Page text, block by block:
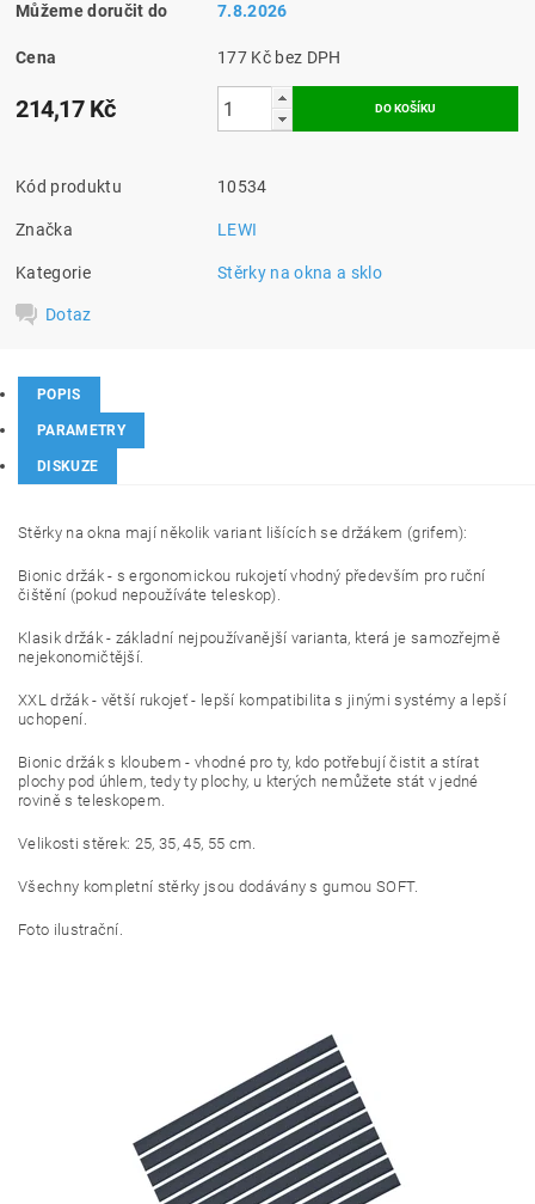
Můžeme doručit do 7.8.2026
Cena 177 Kč bez DPH
214,17 Kč
Kód produktu 10534
Značka LEWI
Kategorie Stěrky na okna a sklo
Dotaz
POPIS
PARAMETRY
DISKUZE
Stěrky na okna mají několik variant lišících se držákem (grifem):
Bionic držák - s ergonomickou rukojetí vhodný především pro ruční
čištění (pokud nepoužíváte teleskop).
Klasik držák - základní nejpoužívanější varianta, která je samozřejmě
nejekonomičtější.
XXL držák - větší rukojeť - lepší kompatibilita s jinými systémy a lepší
uchopení.
Bionic držák s kloubem - vhodné pro ty, kdo potřebují čistit a stírat
plochy pod úhlem, tedy ty plochy, u kterých nemůžete stát v jedné
rovině s teleskopem.
Velikosti stěrek: 25, 35, 45, 55 cm.
Všechny kompletní stěrky jsou dodávány s gumou SOFT.
Foto ilustrační.